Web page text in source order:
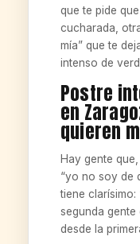
que te pide
cucharada,
mía” que te
intenso de
Postre
en
quieren
Hay gente
“yo no soy de
tiene clarísimo:
segunda gente
desde la